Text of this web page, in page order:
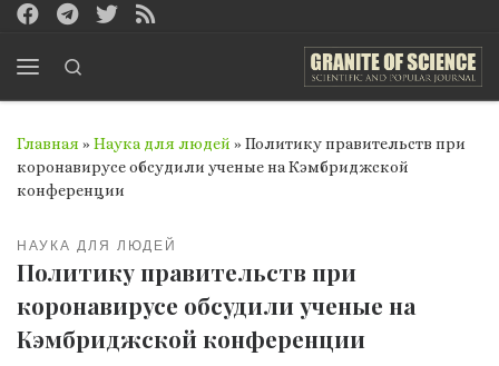
Перейти к содержимому
Главная » Наука для людей » Политику правительств при
коронавирусе обсудили ученые на Кэмбриджской
конференции
НАУКА ДЛЯ ЛЮДЕЙ
Политику правительств при
коронавирусе обсудили ученые на
Кэмбриджской конференции